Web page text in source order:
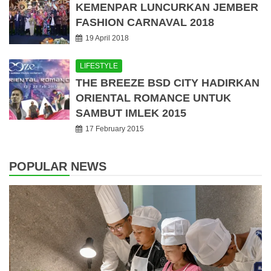
KEMENPAR LUNCURKAN JEMBER
FASHION CARNAVAL 2018
19 April 2018
LIFESTYLE
THE BREEZE BSD CITY HADIRKAN
ORIENTAL ROMANCE UNTUK
SAMBUT IMLEK 2015
17 February 2015
POPULAR NEWS